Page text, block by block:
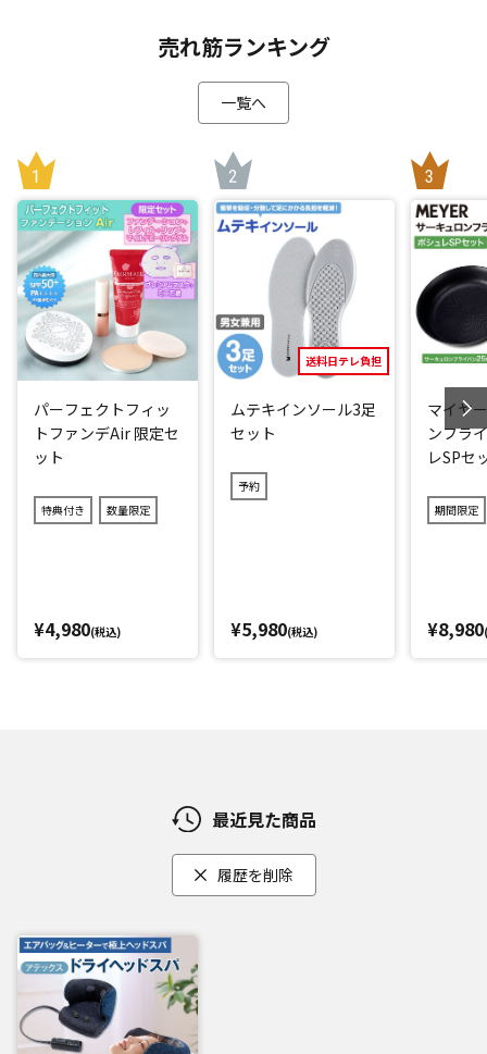
にドライヘッドスパ体験をお楽しみください。
使い方は簡単で本格的ヘッドスパが堪能できます
「アテックス ドライヘッドスパ」は、10分間頭にはめて寝る
だけで簡単にヘッドスパが堪能できます。
頭の自重を利用して使うため、手を使わないフリーハンド設
計です。
調整可能な4つの突起と、合計6つのエアバッグ(側頭部・頭頂
部・後頭部に各2つ)を搭載。
これによりサロンの手の動きを再現しています。
「リフト」と「プレス」の2つのモードに加え、体感強度を5
段階から選択できるため、お好みに合わせたカスタマイズが
可能です。
[1]リフト
サロンで頭を持ち上げる動作を再現。
手のひらをぐぅーっと押す動きに加え、頭を親指で押すイメ
頭部全体に圧力をかけて、頭まわりを心地よい加圧でアプロ
長期間使用していると、頭に触れるもののニオイが気になる
そこで髪や肌がふれる「カバー」は、簡単にファスナーで取
いつでも清潔にお使いいただけます。
売れ筋ランキング
一覧へ
パーフェクトフィッ
トファンデAir 限定セ
ット
特典付き 数量限定
¥4,980(税込)
送料日テレ負担
ムテキインソール3足
セット
予約
¥5,980(税込)
マイヤ
ンフラ
レSPセ
期間限定
¥8,980
最近見た商品
履歴を削除